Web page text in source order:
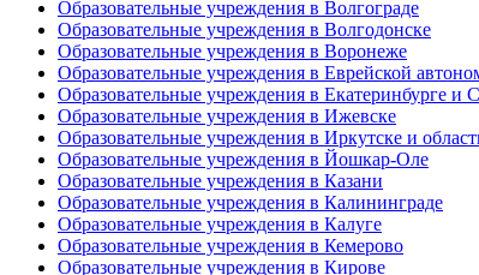
Образовательные учреждения в Волгограде
Образовательные учреждения в Волгодонске
Образовательные учреждения в Воронеже
Образовательные учреждения в Еврейской
Образовательные учреждения в Екатеринбурге и
Образовательные учреждения в Ижевске
Образовательные учреждения в Иркутске и
Образовательные учреждения в Йошкар-Оле
Образовательные учреждения в Казани
Образовательные учреждения в Калининграде
Образовательные учреждения в Калуге
Образовательные учреждения в Кемерово
Образовательные учреждения в Кирове